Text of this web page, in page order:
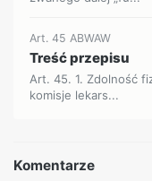
Art. 45 ABWAW
Treść przepisu
Art. 45. 1. Zdolność
komisje lekars...
Komentarze